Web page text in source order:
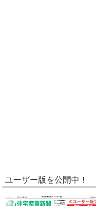
ユーザー版を公開中！